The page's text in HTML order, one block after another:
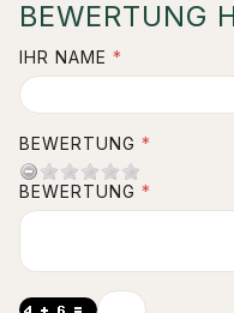
BEWERTUNG
IHR NAME
BEWERTUNG
BEWERTUNG